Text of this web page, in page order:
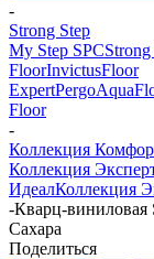
-
Strong Step
My Step SPCStrong
FloorInvictusFloor
ExpertPergo
Floor
-
Коллекция
Коллекция
ИдеалКоллекция
-Кварц-виниловая
Сахара
Поделиться